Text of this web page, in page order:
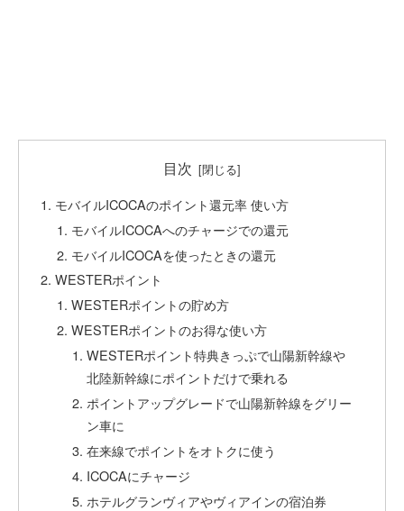
目次
モバイルICOCAのポイント還元率 使い方
モバイルICOCAへのチャージでの還元
モバイルICOCAを使ったときの還元
WESTERポイント
WESTERポイントの貯め方
WESTERポイントのお得な使い方
WESTERポイント特典きっぷで山陽新幹線や
北陸新幹線にポイントだけで乗れる
ポイントアップグレードで山陽新幹線をグリー
ン車に
在来線でポイントをオトクに使う
ICOCAにチャージ
ホテルグランヴィアやヴィアインの宿泊券